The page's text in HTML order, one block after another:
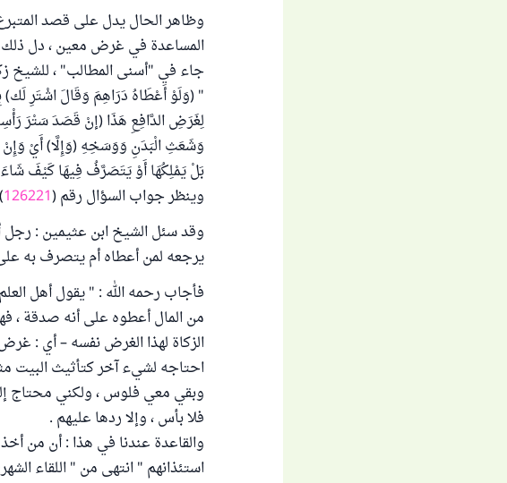
وظاهر الحال يدل على قصد
المساعدة في غرض معين ، دل ذلك
جاء في "أسنى المطالب" ، للشيخ زكريا
" (وَلَوْ أَعْطَاهُ دَرَاهِمَ وَقَالَ اشْتَرِ لَك)
لِغَرَضِ الدَّافِعِ هَذَا (إنْ قَصَدَ سَتْرَ
وَشَعَثِ الْبَدَنِ وَوَسَخِهِ (وَإِلَّا) أَيْ وَإِنْ
بَلْ يَمْلِكُهَا أَوْ يَتَصَرَّفُ فِيهَا كَيْفَ
وينظر جواب السؤال رقم (126221
وقد سئل الشيخ ابن عثيمين : رجل
يرجعه لمن أعطاه أم يتصرف به
فأجاب رحمه الله : " يقول أهل
من المال أعطوه على أنه صدقة ،
الزكاة لهذا الغرض نفسه – أي :
احتاجه لشيء آخر كتأثيث البيت
وبقي معي فلوس ، ولكني محتاج
فلا بأس ، وإلا ردها عليهم .
والقاعدة عندنا في هذا : أن من
استئذانهم " انتهى من " اللقاء